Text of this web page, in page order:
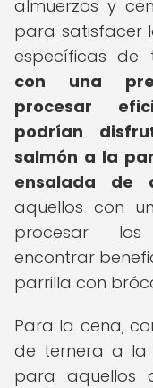
almuerzos y
para satisfacer
específicas de
con una
procesar
podrían
salmón a la
ensalada de
aquellos con
procesar
encontrar
parrilla con
Para la cena,
de ternera a la
para aquellos